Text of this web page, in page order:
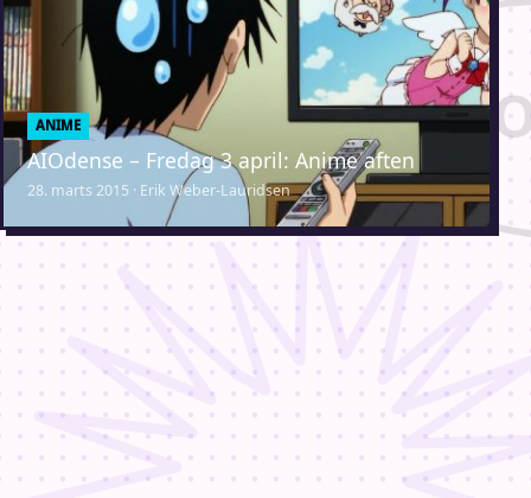
ANIME
AIOdense – Fredag 3 april: Anime aften
28. marts 2015 · Erik Weber-Lauridsen